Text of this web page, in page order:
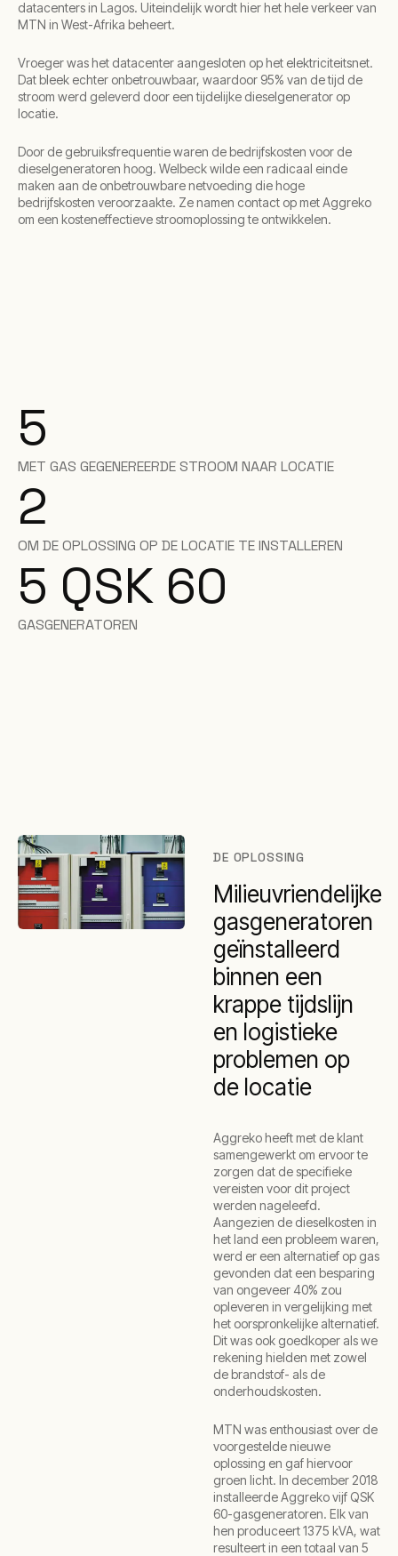
datacenters in Lagos. Uiteindelijk wordt hier het hele verkeer van
MTN in West-Afrika beheert.
Vroeger was het datacenter aangesloten op het elektriciteitsnet.
Dat bleek echter onbetrouwbaar, waardoor 95% van de tijd de
stroom werd geleverd door een tijdelijke dieselgenerator op
locatie.
Door de gebruiksfrequentie waren de bedrijfskosten voor de
dieselgeneratoren hoog. Welbeck wilde een radicaal einde
maken aan de onbetrouwbare netvoeding die hoge
bedrijfskosten veroorzaakte. Ze namen contact op met Aggreko
om een kosteneffectieve stroomoplossing te ontwikkelen.
5
MET GAS GEGENEREERDE STROOM NAAR LOCATIE
2
OM DE OPLOSSING OP DE LOCATIE TE INSTALLEREN
5 QSK 60
GASGENERATOREN
DE OPLOSSING
Milieuvriendelijke
gasgeneratoren
geïnstalleerd
binnen een
krappe tijdslijn
en logistieke
problemen op
de locatie
Aggreko heeft met de klant
samengewerkt om ervoor te
zorgen dat de specifieke
vereisten voor dit project
werden nageleefd.
Aangezien de dieselkosten in
het land een probleem waren,
werd er een alternatief op gas
gevonden dat een besparing
van ongeveer 40% zou
opleveren in vergelijking met
het oorspronkelijke alternatief.
Dit was ook goedkoper als we
rekening hielden met zowel
de brandstof- als de
onderhoudskosten.
MTN was enthousiast over de
voorgestelde nieuwe
oplossing en gaf hiervoor
groen licht. In december 2018
installeerde Aggreko vijf QSK
60-gasgeneratoren. Elk van
hen produceert 1375 kVA, wat
resulteert in een totaal van 5